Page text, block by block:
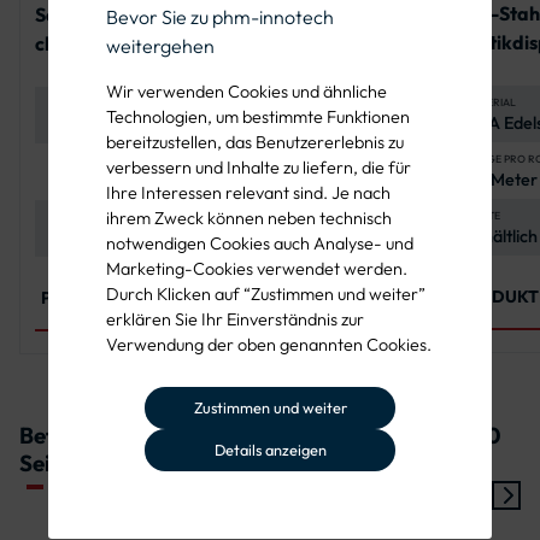
Bevor Sie zu phm-innotech
weitergehen
Wir verwenden Cookies und ähnliche
Technologien, um bestimmte Funktionen
bereitzustellen, das Benutzererlebnis zu
verbessern und Inhalte zu liefern, die für
Ihre Interessen relevant sind. Je nach
ihrem Zweck können neben technisch
notwendigen Cookies auch Analyse- und
Marketing-Cookies verwendet werden.
Durch Klicken auf “Zustimmen und weiter”
erklären Sie Ihr Einverständnis zur
Verwendung der oben genannten Cookies.
Zustimmen und weiter
Details anzeigen
Schneckenschraubs
chelle
Edelstahl (V2A),
rostfrei und
witterungsbeständig
Befestigung von
Schildern und
anderen Elementen
an Rohrpfosten
SPANNBEREICHE
Erhältlich in
verschiedenen
Spannbereichen
von 40-160 mm Ø
PRODUKT ANSEHEN
Tamtorque™
340 mm
MATERIAL
Edelstahl EN 1.4301,
korrosionsbeständig
MATERIALSTÄRKE
0,8 mm
BANDBREITE
16 mm
PRODUKT ANSEHEN
V2A-
MATERIAL
V2A
und
LÄNGE PRO
30 Meter
BREITE
Befestigungssets für Verkehrszeichen 1013-50
Seitenstreifen befahren: